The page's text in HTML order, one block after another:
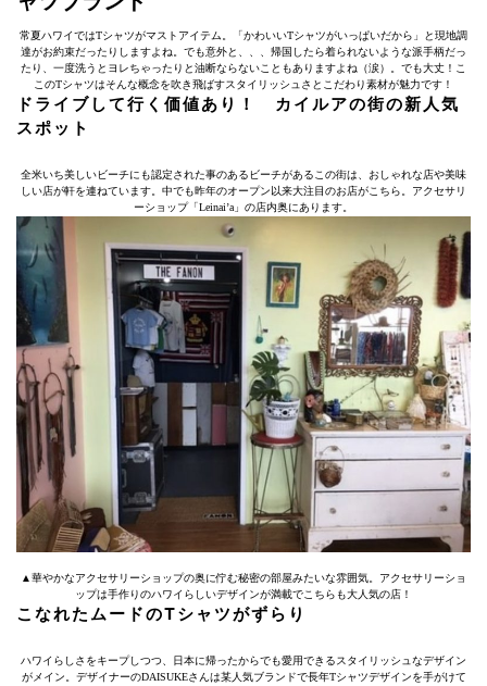
常夏ハワイではTシャツがマストアイテム。「かわいいTシャツがいっぱいだから」と現地調
達がお約束だったりしますよね。でも意外と、、、帰国したら着られないような派手柄だっ
たり、一度洗うとヨレちゃったりと油断ならないこともありますよね（涙）。でも大丈！こ
このTシャツはそんな概念を吹き飛ばすスタイリッシュさとこだわり素材が魅力です！
ドライブして行く価値あり！ カイルアの街の新人気
スポット
全米いち美しいビーチにも認定された事のあるビーチがあるこの街は、おしゃれな店や美味
しい店が軒を連ねています。中でも昨年のオープン以来大注目のお店がこちら。アクセサリ
ーショップ「Leinai’a」の店内奥にあります。
▲華やかなアクセサリーショップの奥に佇む秘密の部屋みたいな雰囲気。アクセサリーショ
ップは手作りのハワイらしいデザインが満載でこちらも大人気の店！
こなれたムードのTシャツがずらり
ハワイらしさをキープしつつ、日本に帰ったからでも愛用できるスタイリッシュなデザイン
がメイン。デザイナーのDAISUKEさんは某人気ブランドで長年Tシャツデザインを手がけて